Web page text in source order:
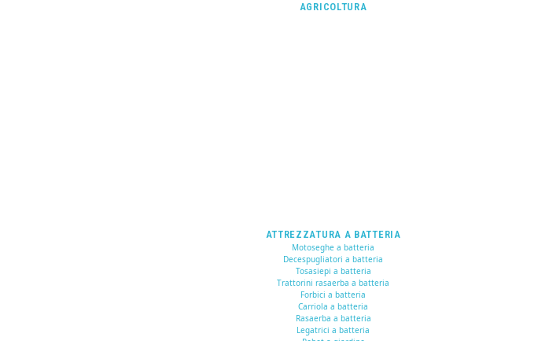
AGRICOLTURA
ATTREZZATURA A BATTERIA
Motoseghe a batteria
Decespugliatori a batteria
Tosasiepi a batteria
Trattorini rasaerba a batteria
Forbici a batteria
Carriola a batteria
Rasaerba a batteria
Legatrici a batteria